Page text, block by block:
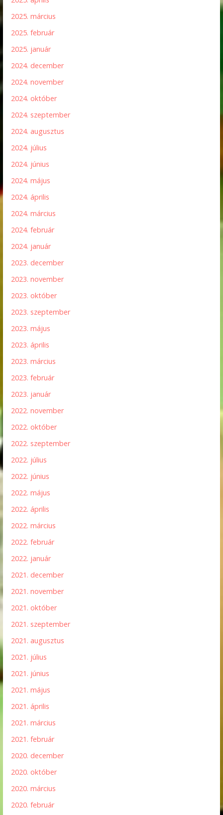
2025. március
2025. február
2025. január
2024. december
2024. november
2024. október
2024. szeptember
2024. augusztus
2024. július
2024. június
2024. május
2024. április
2024. március
2024. február
2024. január
2023. december
2023. november
2023. október
2023. szeptember
2023. május
2023. április
2023. március
2023. február
2023. január
2022. november
2022. október
2022. szeptember
2022. július
2022. június
2022. május
2022. április
2022. március
2022. február
2022. január
2021. december
2021. november
2021. október
2021. szeptember
2021. augusztus
2021. július
2021. június
2021. május
2021. április
2021. március
2021. február
2020. december
2020. október
2020. március
2020. február